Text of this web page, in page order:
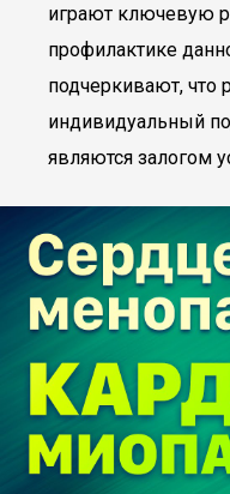
играют ключевую
профилактике
подчеркивают, что
индивидуальный
являются залогом